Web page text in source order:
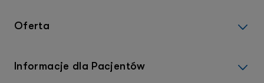
Oferta
Informacje dla Pacjentów